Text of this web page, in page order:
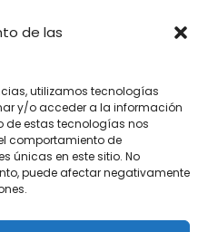
de las
utilizamos tecnologías
y/o acceder a la información
de estas tecnologías nos
comportamiento de
únicas en este sitio. No
puede afectar negativamente
uso y contratación